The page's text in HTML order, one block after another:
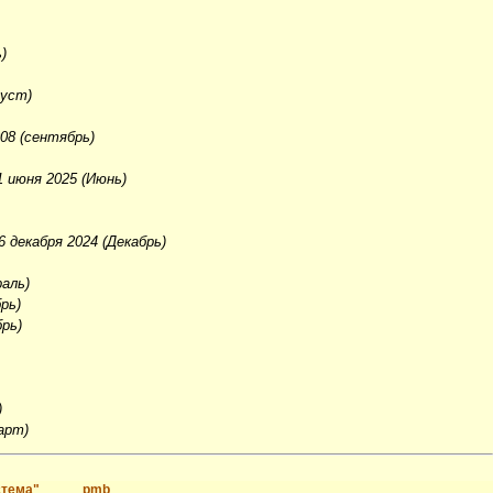
(сентябрь)
июня 2025 (Июнь)
2024 (Декабрь)